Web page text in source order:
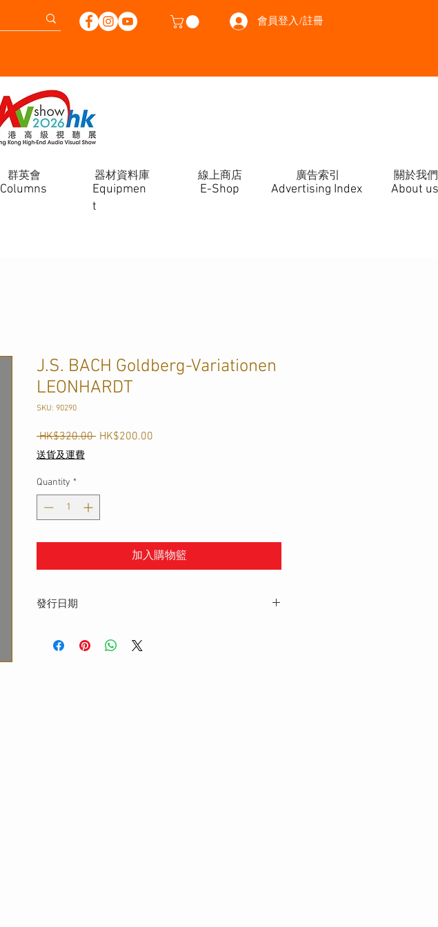
會員登入/註冊
群英會 器材資料庫 線上商店 廣告索引 關於我們
Equipmen
t
E-Shop
Columns About us
Advertising Index
J.S. BACH Goldberg-Variationen
LEONHARDT
SKU: 90290
HK$320.00 Regular
HK$200.00
送貨及運費
Quantity *
加入購物籃
發行日期